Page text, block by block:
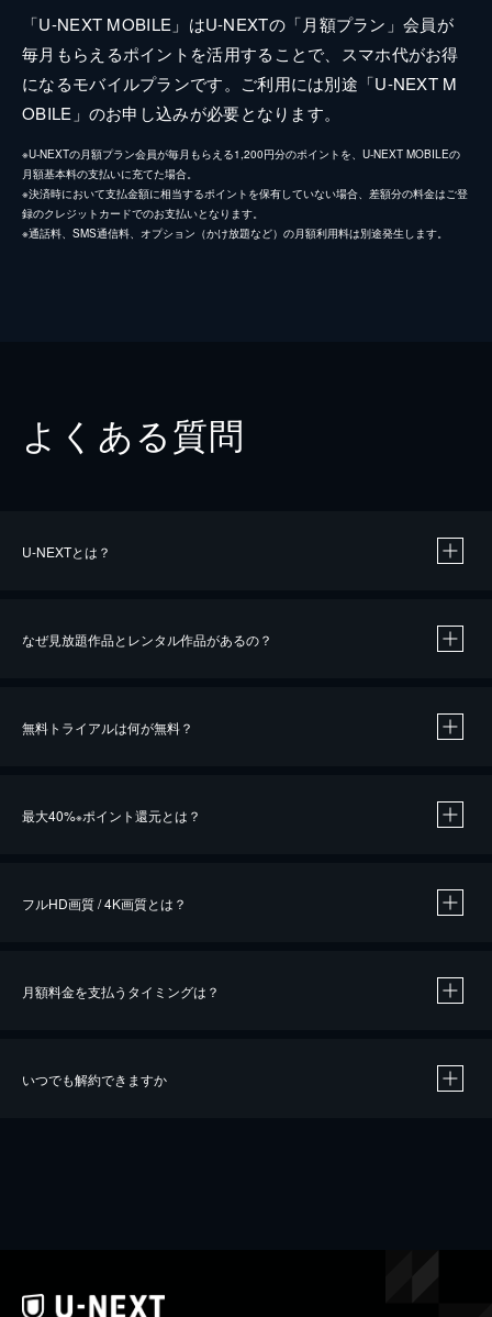
「U-NEXT MOBILE」はU-NEXTの「月額プラン」会員が
毎月もらえるポイントを活用することで、スマホ代がお得
になるモバイルプランです。ご利用には別途「U-NEXT M
OBILE」のお申し込みが必要となります。
※U-NEXTの月額プラン会員が毎月もらえる1,200円分のポイントを、U-NEXT MOBILEの
月額基本料の支払いに充てた場合。
※決済時において支払金額に相当するポイントを保有していない場合、差額分の料金はご登
録のクレジットカードでのお支払いとなります。
※通話料、SMS通信料、オプション（かけ放題など）の月額利用料は別途発生します。
よくある質問
U-NEXTとは？
なぜ見放題作品とレンタル作品があるの？
無料トライアルは何が無料？
最大40%※ポイント還元とは？
※40％ポイント還元の対象は、クレジットカード決済による作品の購入 / レンタルです。
フルHD画質 / 4K画質とは？
月額料金を支払うタイミングは？
いつでも解約できますか